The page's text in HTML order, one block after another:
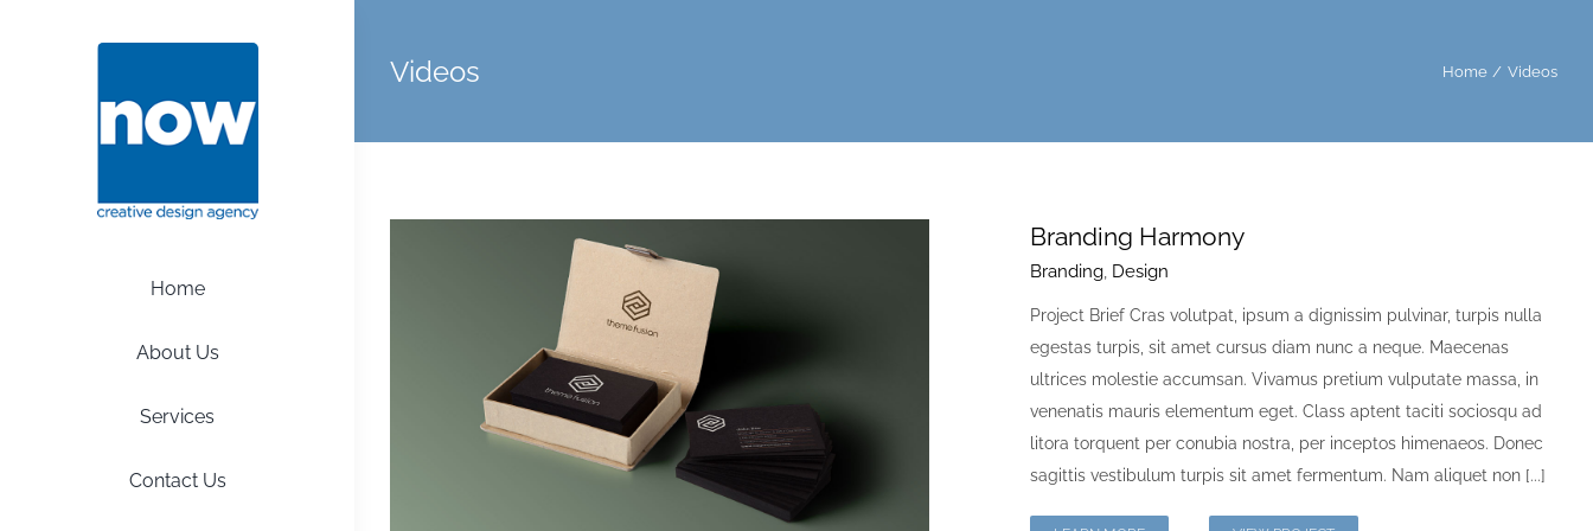
Home
About Us
Services
Contact Us
Videos Home Videos
Branding Harmony
Branding, Design
Project Brief Cras volutpat, ipsum a dignissim pulvinar, turpis nulla
egestas turpis, sit amet cursus diam nunc a neque. Maecenas
ultrices molestie accumsan. Vivamus pretium vulputate massa, in
venenatis mauris elementum eget. Class aptent taciti sociosqu ad
litora torquent per conubia nostra, per inceptos himenaeos. Donec
sagittis vestibulum turpis sit amet fermentum. Nam aliquet non [...]